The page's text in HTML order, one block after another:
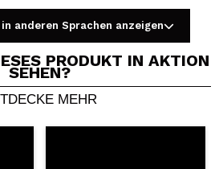
oder Foto teilen
das erste sein. Stell es dir vor...
anderen Sprachen anzeigen
PRODUKT IN AKTION
SEHEN?
MEHR